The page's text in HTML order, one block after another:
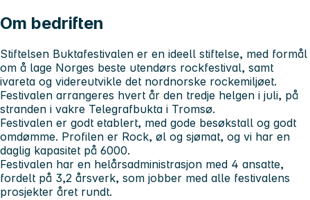
Om bedriften
Stiftelsen Buktafestivalen er en ideell stiftelse, med formål
om å lage Norges beste utendørs rockfestival, samt
ivareta og videreutvikle det nordnorske rockemiljøet.
Festivalen arrangeres hvert år den tredje helgen i juli, på
stranden i vakre Telegrafbukta i Tromsø.
Festivalen er godt etablert, med gode besøkstall og godt
omdømme. Profilen er Rock, øl og sjømat, og vi har en
daglig kapasitet på 6000.
Festivalen har en helårsadministrasjon med 4 ansatte,
fordelt på 3,2 årsverk, som jobber med alle festivalens
prosjekter året rundt.